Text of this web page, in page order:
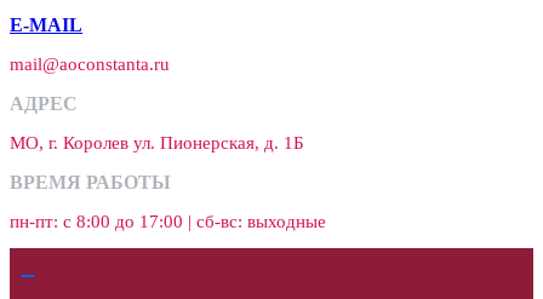
E-MAIL
mail@aoconstanta.ru
АДРЕС
МО, г. Королев ул. Пионерская, д. 1Б
ВРЕМЯ РАБОТЫ
пн-пт: с 8:00 до 17:00 | сб-вс: выходные